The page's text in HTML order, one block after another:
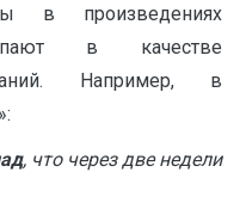
в произведениях
в качестве
Например, в
, что через две недели